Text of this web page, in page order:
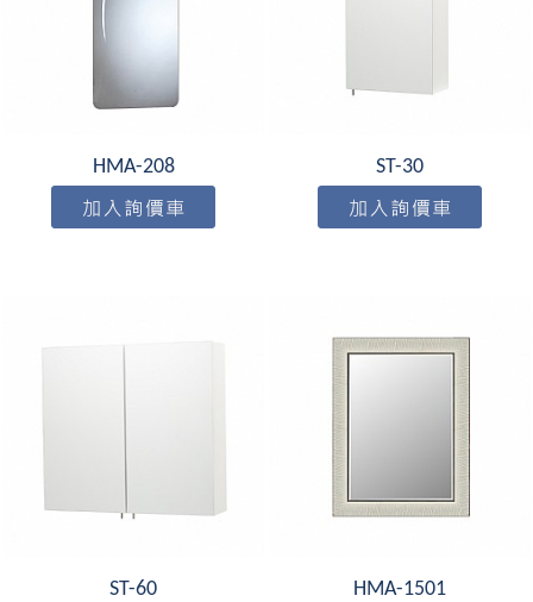
HMA-208 ST-30
ST-60 HMA-1501